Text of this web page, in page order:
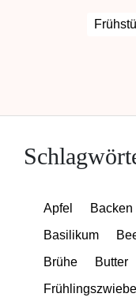
Apfel Backen
Basilikum
Brühe
Butter